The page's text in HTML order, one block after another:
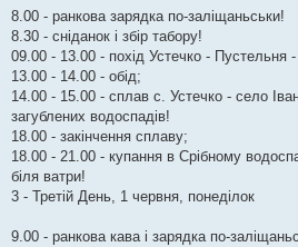
8.00 - ранкова зарядка по-заліщаньськи!
8.30 - сніданок і збір табору!
09.00 - 13.00 - похід Устечко - Пустельня
13.00 - 14.00 - обід;
14.00 - 15.00 - сплав с. Устечко - село
загублених водоспадів!
18.00 - закінчення сплаву;
18.00 - 21.00 - купання в Срібному
біля ватри!
3 - Третій День, 1 червня, понеділок
9.00 - ранкова кава і зарядка по-